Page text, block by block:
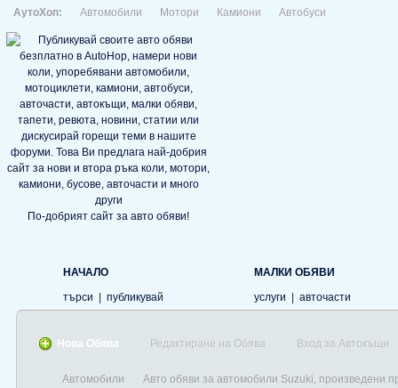
АутоХоп: Автомобили Мотори Камиони Автобуси
По-добрият сайт за авто обяви!
НАЧАЛО
търси
публикувай
МАЛКИ ОБЯВИ
услуги
авточасти
Нова Обява Редактиране на Обява Вход за Автокъщи
Автомобили Авто обяви за автомобили Suzuki, произведени